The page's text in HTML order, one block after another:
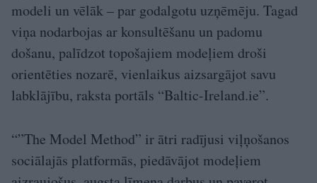
modeli un vēlāk – par godalgotu uzņēmēju. Tagad
viņa nodarbojas ar konsultēšanu un padomu
došanu, palīdzot topošajiem modeļiem droši
orientēties nozarē, vienlaikus aizsargājot savu
labklājību, raksta portāls “Baltic-Ireland.ie”.
“”The Model Method” ir ātri radījusi viļņošanos
sociālajās platformās, piedāvājot modeļiem